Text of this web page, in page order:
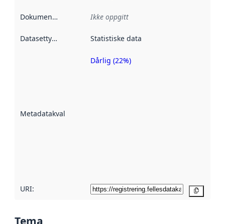
Dokumentasjon Ikke oppgitt
Datasettype Statistiske data
Metadatakvalitet
Metadatakvalitet
Dårlig (22%)
URI:
Tema